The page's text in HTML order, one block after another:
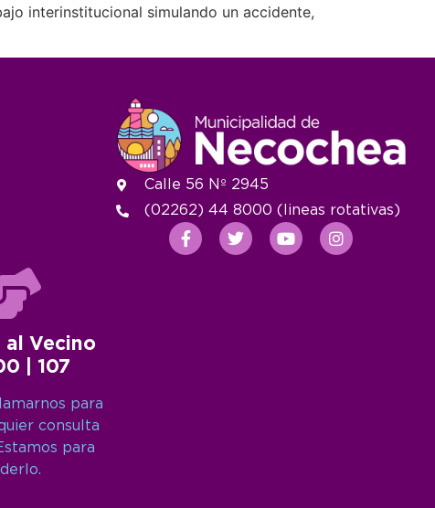
interinstitucional simulando un accidente,
al Vecino
| 107
para
consulta
para
Calle 56 Nº 2945
(02262) 44 8000 (lineas rotativas)